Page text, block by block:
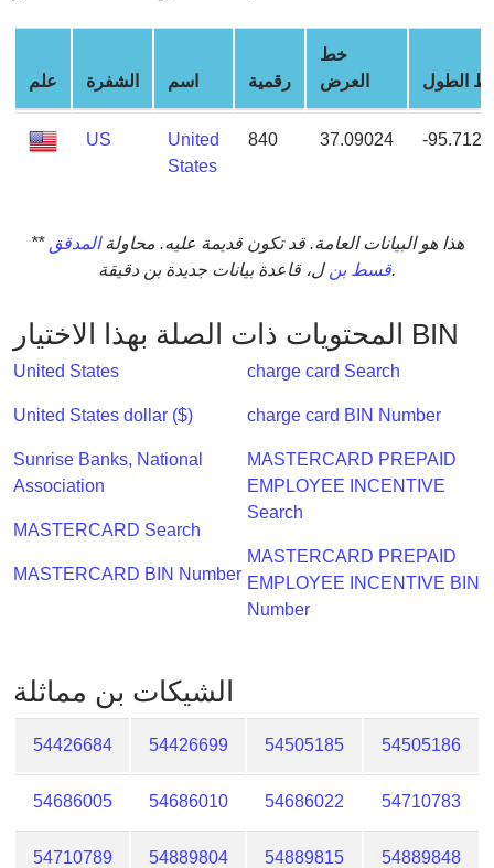
What
My
IP
Address
Lookup
Checker
/
Validator
علم الشفرة اسم رقمية
خط
العرض
الطول
US
United
States
840 37.09024 -
** هذا هو البيانات العامة. قد تكون قديمة عليه. محاولةالمدقق
قسط بنل، قاعدة بيانات جديدة بن دقيقة.
المحتويات ذات الصلة بهذا الاختيار BIN
United States
United States dollar ($)
Sunrise Banks, National
Association
MASTERCARD Search
MASTERCARD BIN Number
charge card Search
charge card BIN Number
MASTERCARD PREPAID
EMPLOYEE INCENTIVE
Search
MASTERCARD PREPAID
EMPLOYEE INCENTIVE BIN
Number
الشيكات بن مماثلة
54426684 54426699 54505185 54505186
54686005 54686010 54686022 54710783
54710789 54889804 54889815 54889848